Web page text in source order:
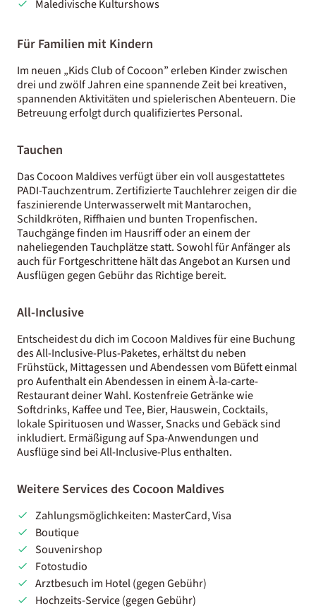
Maledivische Kulturshows
Für Familien mit Kindern
Im neuen „Kids Club of Cocoon” erleben Kinder zwischen
drei und zwölf Jahren eine spannende Zeit bei kreativen,
spannenden Aktivitäten und spielerischen Abenteuern. Die
Betreuung erfolgt durch qualifiziertes Personal.
Tauchen
Das Cocoon Maldives verfügt über ein voll ausgestattetes
PADI-Tauchzentrum. Zertifizierte Tauchlehrer zeigen dir die
faszinierende Unterwasserwelt mit Mantarochen,
Schildkröten, Riffhaien und bunten Tropenfischen.
Tauchgänge finden im Hausriff oder an einem der
naheliegenden Tauchplätze statt. Sowohl für Anfänger als
auch für Fortgeschrittene hält das Angebot an Kursen und
Ausflügen gegen Gebühr das Richtige bereit.
All-Inclusive
Entscheidest du dich im Cocoon Maldives für eine Buchung
des All-Inclusive-Plus-Paketes, erhältst du neben
Frühstück, Mittagessen und Abendessen vom Büfett einmal
pro Aufenthalt ein Abendessen in einem À-la-carte-
Restaurant deiner Wahl. Kostenfreie Getränke wie
Softdrinks, Kaffee und Tee, Bier, Hauswein, Cocktails,
lokale Spirituosen und Wasser, Snacks und Gebäck sind
inkludiert. Ermäßigung auf Spa-Anwendungen und
Ausflüge sind bei All-Inclusive-Plus enthalten.
Weitere Services des Cocoon Maldives
Zahlungsmöglichkeiten: MasterCard, Visa
Boutique
Souvenirshop
Fotostudio
Arztbesuch im Hotel (gegen Gebühr)
Hochzeits-Service (gegen Gebühr)